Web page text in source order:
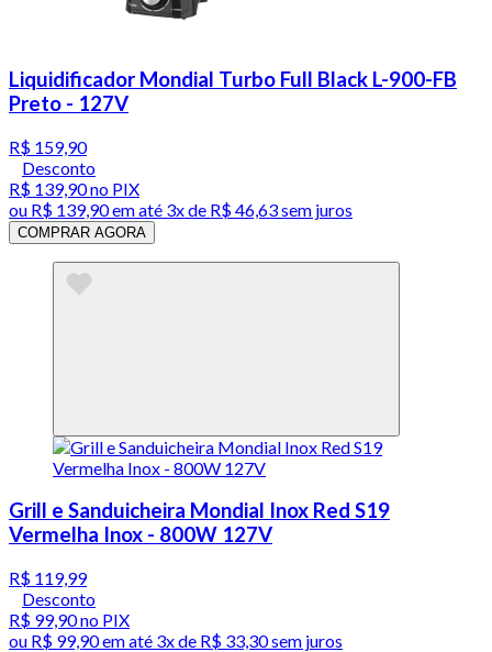
Liquidificador Mondial Turbo Full Black L-900-FB
Preto - 127V
R$ 159,90
Desconto
R$ 139,90no PIX
ou R$ 139,90em até 3x de R$ 46,63 sem juros
COMPRAR AGORA
Grill e Sanduicheira Mondial Inox Red S19
Vermelha Inox - 800W 127V
R$ 119,99
Desconto
R$ 99,90no PIX
ou R$ 99,90em até 3x de R$ 33,30 sem juros